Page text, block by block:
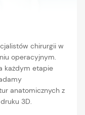
chirurgii w
operacyjnym.
każdym etapie
anatomicznych z
3D.